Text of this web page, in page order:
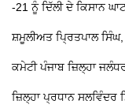
-21 ਨੂੰ ਦਿੱਲੀ ਦੇ ਕਿਸਾਨ
ਸ਼ਮੂਲੀਅਤਪ੍ਰਿਤਪਾਲ
ਕਮੇਟੀ ਪੰਜਾਬ ਜ਼ਿਲ੍ਹਾ
ਜ਼ਿਲ੍ਹਾ ਪ੍ਰਧਾਨ